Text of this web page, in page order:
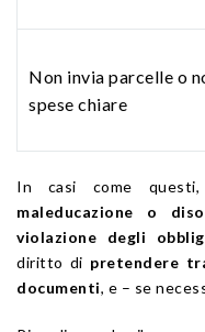
Non invia parcelle o
spese chiare
In casi come
maleducazione o
violazione degli
diritto di pretendere
documenti, e – se